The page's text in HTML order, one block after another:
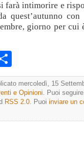
farà intimorire e
quest’autunno
giorno per cui
mercoledì, 15
e Opinioni. Puoi
RSS 2.0. Puoi inviare un